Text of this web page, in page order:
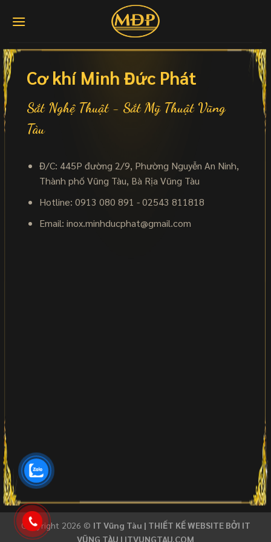
Cơ khí Minh Đức Phát
Sắt Nghệ Thuật - Sắt Mỹ Thuật Vũng
Tàu
Đ/C: 445P đường 2/9, Phường Nguyễn An Ninh,
Thành phố Vũng Tàu, Bà Rịa Vũng Tàu
Hotline: 0913 080 891 - 02543 811818
Email:inox.minhducphat@gmail.com
Copyright 2026 © IT Vũng Tàu | THIẾT KẾ WEBSITE BỞI IT
VŨNG TÀU | ITVUNGTAU.COM